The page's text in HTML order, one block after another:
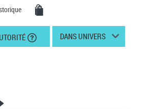
DANS UNIVERS